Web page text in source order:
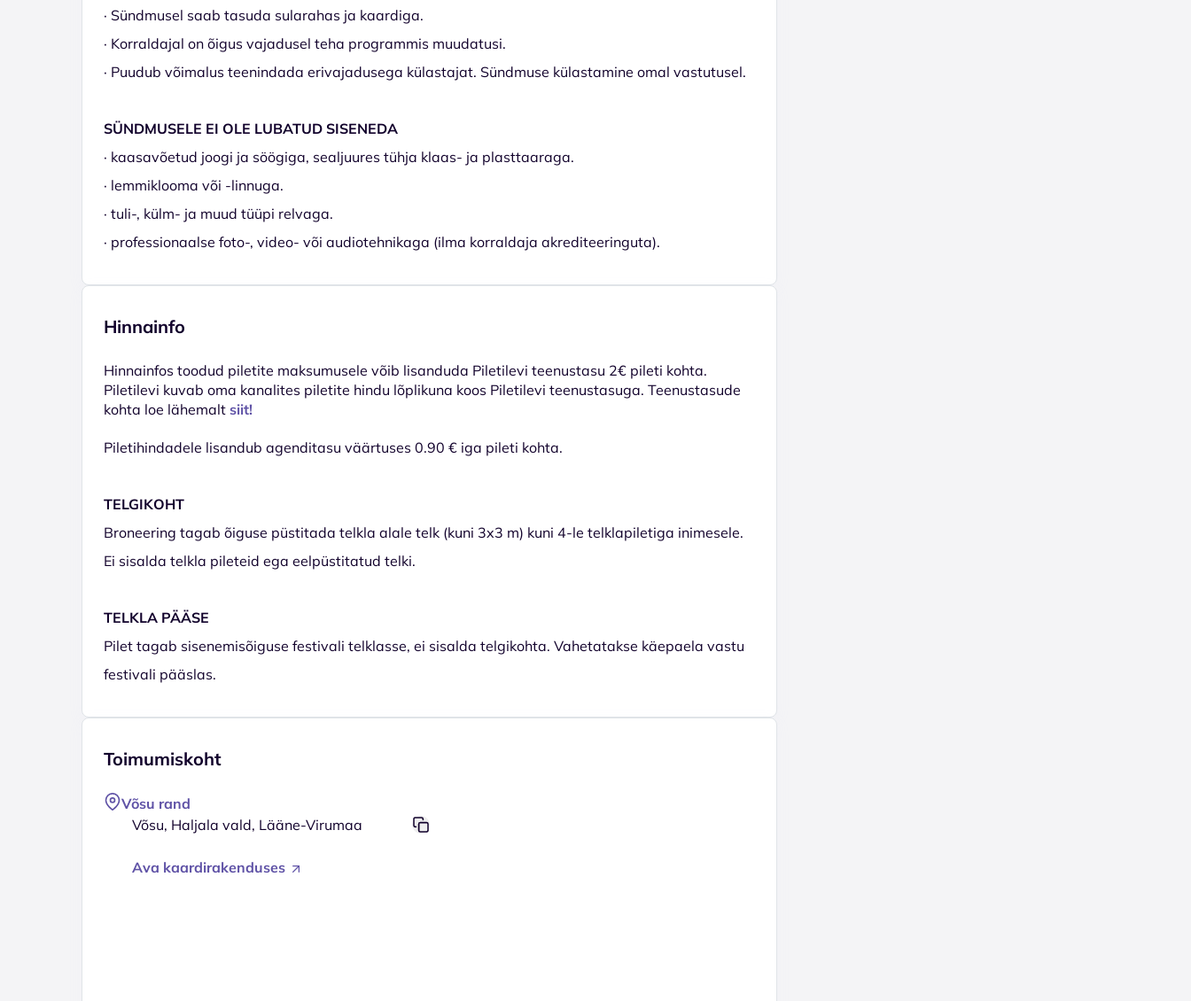
· Sündmusel saab tasuda sularahas ja kaardiga.
· Korraldajal on õigus vajadusel teha programmis muudatusi.
· Puudub võimalus teenindada erivajadusega külastajat. Sündmuse külastamine omal vastutusel.
SÜNDMUSELE EI OLE LUBATUD SISENEDA
· kaasavõetud joogi ja söögiga, sealjuures tühja klaas- ja plasttaaraga.
· lemmiklooma või -linnuga.
· tuli-, külm- ja muud tüüpi relvaga.
· professionaalse foto-, video- või audiotehnikaga (ilma korraldaja akrediteeringuta).
Hinnainfo
Hinnainfos toodud piletite maksumusele võib lisanduda Piletilevi teenustasu 2€ pileti kohta.
Piletilevi kuvab oma kanalites piletite hindu lõplikuna koos Piletilevi teenustasuga. Teenustasude
kohta loe lähemalt siit!
Piletihindadele lisandub agenditasu väärtuses 0.90 € iga pileti kohta.
TELGIKOHT
Broneering tagab õiguse püstitada telkla alale telk (kuni 3x3 m) kuni 4-le telklapiletiga inimesele.
Ei sisalda telkla pileteid ega eelpüstitatud telki.
TELKLA PÄÄSE
Pilet tagab sisenemisõiguse festivali telklasse, ei sisalda telgikohta. Vahetatakse käepaela vastu
festivali pääslas.
Toimumiskoht
Võsu rand
Võsu, Haljala vald, Lääne-Virumaa
Ava kaardirakenduses